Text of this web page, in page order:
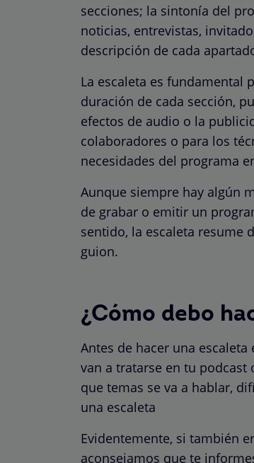
secciones; la sintonía del
noticias, entrevistas,
descripción de cada
La escaleta es fundamental
duración de cada sección,
efectos de audio o la
colaboradores o para los
necesidades del programa
Aunque siempre hay algún
de grabar o emitir un
sentido, la escaleta resume
guion.
¿Cómo debo
Antes de hacer una
van a tratarse en tu
que temas se va a hablar,
una escaleta
Evidentemente, si también
aconsejamos que te